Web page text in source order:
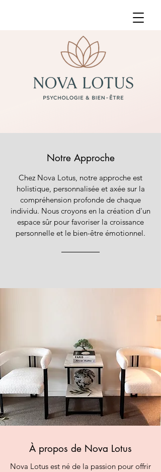
Notre Approche
Chez Nova Lotus, notre approche est
holistique, personnalisée et axée sur la
compréhension profonde de chaque
individu. Nous croyons en la création d'un
espace sûr pour favoriser la croissance
personnelle et le bien-être émotionnel.
À propos de Nova Lotus
Nova Lotus est né de la passion pour offrir